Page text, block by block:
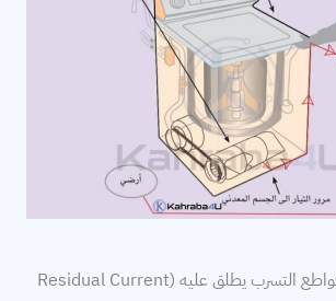
وهنالك نوع آخر من قواطع التسرب يطلق عليه (Residual Current